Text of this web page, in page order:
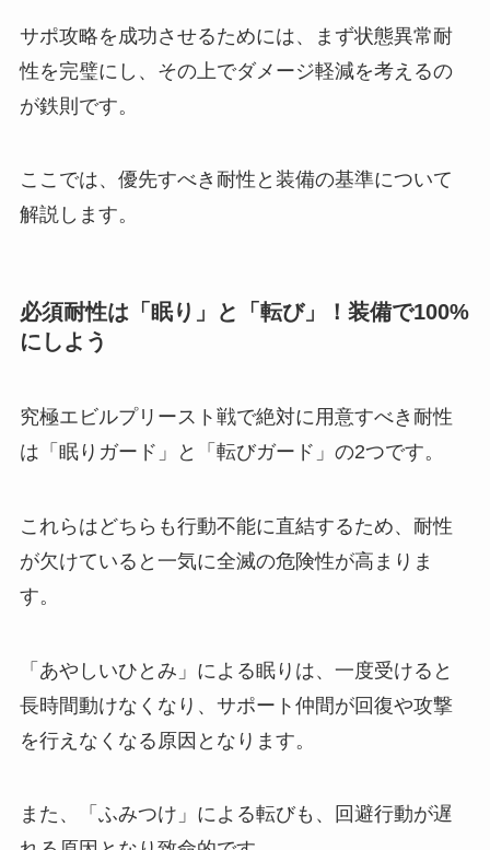
サポ攻略を成功させるためには、まず状態異常耐
性を完璧にし、その上でダメージ軽減を考えるの
が鉄則です。
ここでは、優先すべき耐性と装備の基準について
解説します。
必須耐性は「眠り」と「転び」！装備で100%
にしよう
究極エビルプリースト戦で絶対に用意すべき耐性
は「眠りガード」と「転びガード」の2つです。
これらはどちらも行動不能に直結するため、耐性
が欠けていると一気に全滅の危険性が高まりま
す。
「あやしいひとみ」による眠りは、一度受けると
長時間動けなくなり、サポート仲間が回復や攻撃
を行えなくなる原因となります。
また、「ふみつけ」による転びも、回避行動が遅